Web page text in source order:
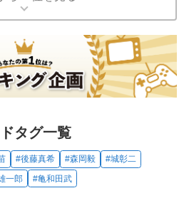
タグ一覧
#後藤真希 #森岡毅
#城彰二
一郎 #亀和田武